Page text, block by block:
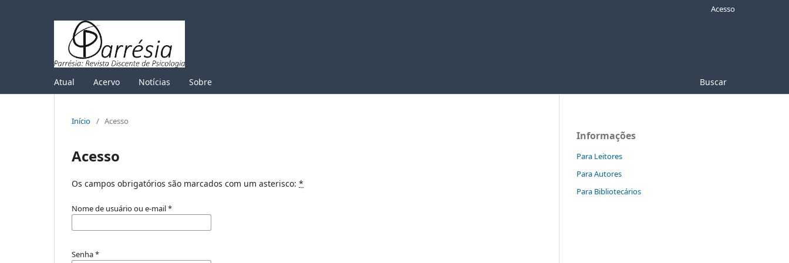
Atual Acervo Notícias Sobre Buscar
Acesso
Início / Acesso
Acesso
Os campos obrigatórios são marcados com um asterisco: *
Nome de usuário ou e-mail*
Senha*
Informações
Para Leitores
Para Autores
Para Bibliotecários